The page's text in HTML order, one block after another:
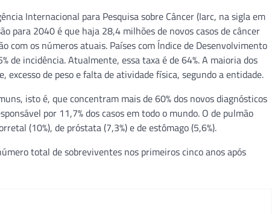
Internacional para Pesquisa sobre Câncer (Iarc, na sigla em
para 2040 é que haja 28,4 milhões de novos casos de câncer
com os números atuais. Países com Índice de Desenvolvimento
de incidência. Atualmente, essa taxa é de 64%. A maioria dos
excesso de peso e falta de atividade física, segundo a entidade.
isto é, que concentram mais de 60% dos novos diagnósticos
por 11,7% dos casos em todo o mundo. O de pulmão
(10%), de próstata (7,3%) e de estômago (5,6%).
total de sobreviventes nos primeiros cinco anos após